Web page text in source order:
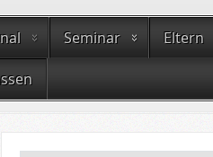
Seminar Eltern